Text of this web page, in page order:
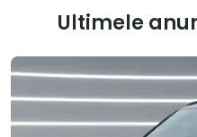
Ultimele